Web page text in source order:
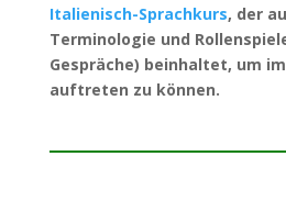
Italienisch-Sprachkurs, der
Terminologie und
Gespräche) beinhaltet, um
auftreten zu können.